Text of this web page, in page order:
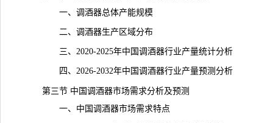
一、调酒器总体产能规模
二、调酒器生产区域分布
三、2020-2025年中国调酒器行业产量统计分析
四、2026-2032年中国调酒器行业产量预测分析
第三节 中国调酒器市场需求分析及预测
一、中国调酒器市场需求特点